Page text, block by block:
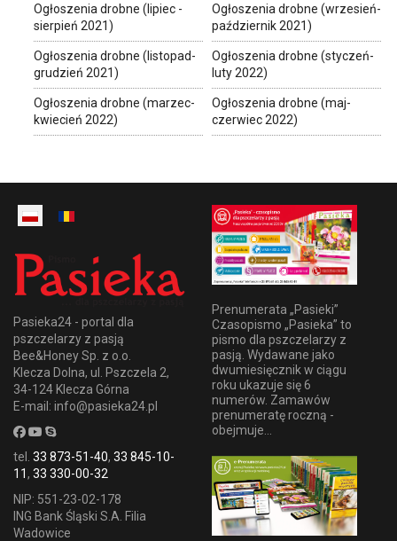
Ogłoszenia drobne (lipiec -
sierpień 2021)
Ogłoszenia drobne (wrzesień-
październik 2021)
Ogłoszenia drobne (listopad-
grudzień 2021)
Ogłoszenia drobne (styczeń-
luty 2022)
Ogłoszenia drobne (marzec-
kwiecień 2022)
Ogłoszenia drobne (maj-
czerwiec 2022)
Pasieka24 - portal dla
pszczelarzy z pasją
Bee&Honey Sp. z o.o.
Klecza Dolna, ul. Pszczela 2,
34-124 Klecza Górna
E-mail: info@pasieka24.pl
tel. 33 873-51-40, 33 845-10-
11, 33 330-00-32
NIP: 551-23-02-178
ING Bank Śląski S.A. Filia
Wadowice
Prenumerata „Pasieki”
Czasopismo „Pasieka” to
pismo dla pszczelarzy z
pasją. Wydawane jako
dwumiesięcznik w ciągu
roku ukazuje się 6
numerów. Zamawów
prenumeratę roczną -
obejmuje...